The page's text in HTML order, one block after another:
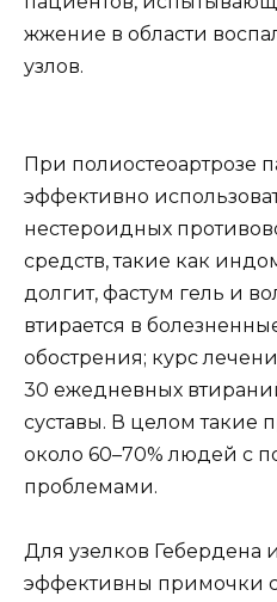
жжение в области
узлов.
При полиостеоартрозе
эффективно
нестероидных
средств, такие как
долгит, фастум гель и
втирается в
обострения; курс
30 ежедневных
суставы. В целом такие
около 60–70% людей с
проблемами.
Для узелков Гебердена
эффективны примочки